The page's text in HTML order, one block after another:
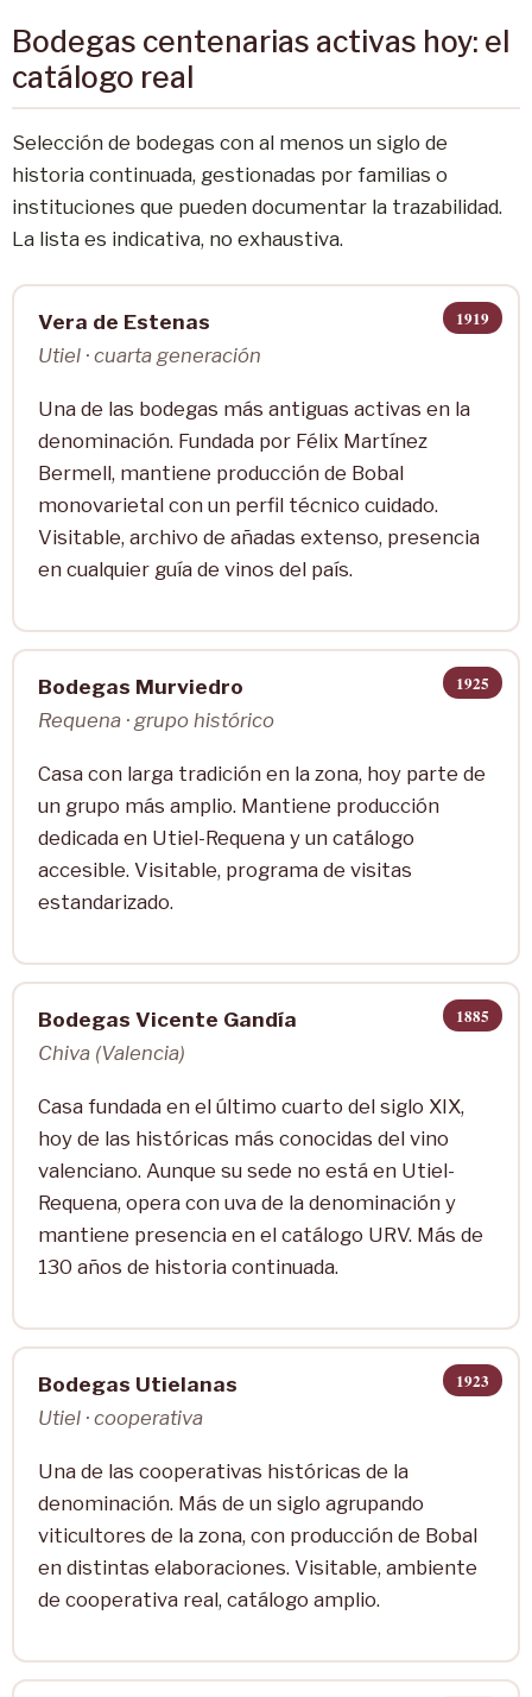
Bodegas centenarias activas hoy: el
catálogo real
Selección de bodegas con al menos un siglo de
historia continuada, gestionadas por familias o
instituciones que pueden documentar la trazabilidad.
La lista es indicativa, no exhaustiva.
1919
Vera de Estenas
Utiel · cuarta generación
Una de las bodegas más antiguas activas en la
denominación. Fundada por Félix Martínez
Bermell, mantiene producción de Bobal
monovarietal con un perfil técnico cuidado.
Visitable, archivo de añadas extenso, presencia
en cualquier guía de vinos del país.
1925
Bodegas Murviedro
Requena · grupo histórico
Casa con larga tradición en la zona, hoy parte de
un grupo más amplio. Mantiene producción
dedicada en Utiel-Requena y un catálogo
accesible. Visitable, programa de visitas
estandarizado.
1885
Bodegas Vicente Gandía
Chiva (Valencia)
Casa fundada en el último cuarto del siglo XIX,
hoy de las históricas más conocidas del vino
valenciano. Aunque su sede no está en Utiel-
Requena, opera con uva de la denominación y
mantiene presencia en el catálogo URV. Más de
130 años de historia continuada.
1923
Bodegas Utielanas
Utiel · cooperativa
Una de las cooperativas históricas de la
denominación. Más de un siglo agrupando
viticultores de la zona, con producción de Bobal
en distintas elaboraciones. Visitable, ambiente
de cooperativa real, catálogo amplio.